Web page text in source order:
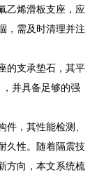
乙烯滑板支座，应
，需及时清理并注
的支承垫石，其平
并具备足够的强
，其性能检测、
久性。随着隔震技
方向，本文系统梳